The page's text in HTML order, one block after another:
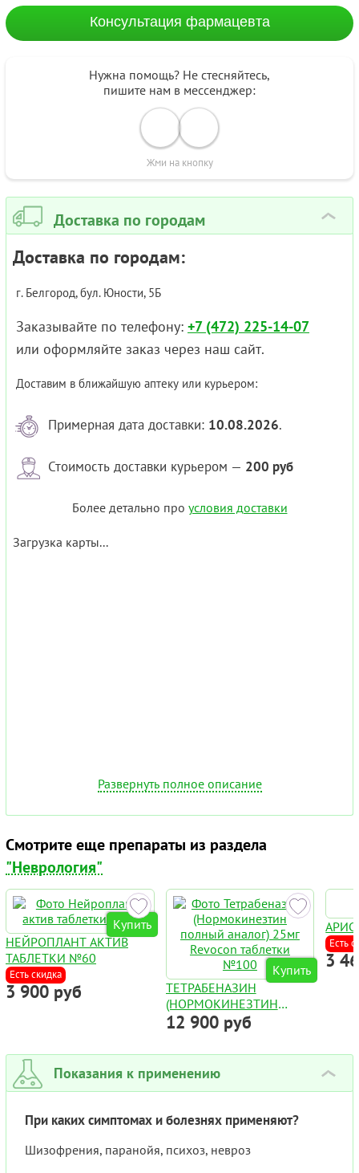
Консультация фармацевта
Нужна помощь? Не стесняйтесь,
пишите нам в мессенджер:
Жми на кнопку
Доставка по городам ›
Доставка по городам:
г. Белгород, бул. Юности, 5Б
Заказывайте по телефону: +7 (472) 225-14-07
или оформляйте заказ через наш сайт.
Доставим в ближайшую аптеку или курьером:
Примерная дата доставки: 10.08.2026.
Стоимость доставки курьером — 200 руб
Более детально про условия доставки
Загрузка карты...
Развернуть полное описание
Смотрите еще препараты из раздела
"Неврология"
Купить
НЕЙРОПЛАНТ АКТИВ
ТАБЛЕТКИ №60
Есть скидка
3 900 руб
Купить
ТЕТРАБЕНАЗИН
(НОРМОКИНЕЗТИН
ПОЛНЫЙ АНАЛОГ) 25МГ
REVOCON ТАБЛЕТКИ
№100
12 900 руб
Есть
3
Показания к применению ›
При каких симптомах и болезнях применяют?
Шизофрения, паранойя, психоз, невроз